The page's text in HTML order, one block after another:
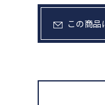
この商品